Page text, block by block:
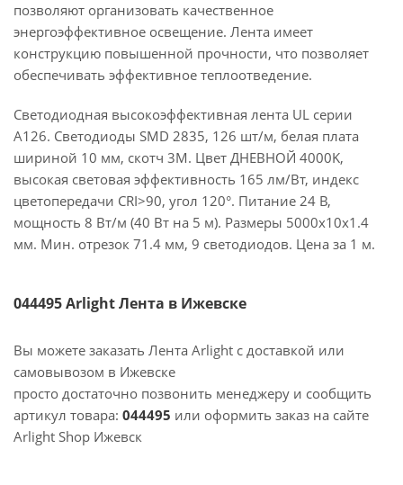
позволяют организовать качественное
энергоэффективное освещение. Лента имеет
конструкцию повышенной прочности, что позволяет
обеспечивать эффективное теплоотведение.
Светодиодная высокоэффективная лента UL серии
A126. Светодиоды SMD 2835, 126 шт/м, белая плата
шириной 10 мм, скотч 3M. Цвет ДНЕВНОЙ 4000K,
высокая световая эффективность 165 лм/Вт, индекс
цветопередачи CRI>90, угол 120°. Питание 24 В,
мощность 8 Вт/м (40 Вт на 5 м). Размеры 5000x10x1.4
мм. Мин. отрезок 71.4 мм, 9 светодиодов. Цена за 1 м.
044495 Arlight Лента в Ижевске
Вы можете заказать Лента Arlight с доставкой или
самовывозом в Ижевске
просто достаточно позвонить менеджеру и сообщить
артикул товара: 044495 или оформить заказ на сайте
Arlight Shop Ижевск